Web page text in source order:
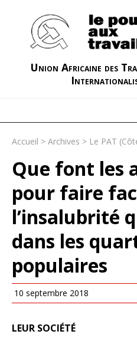
Union Africaine des
Accueil > Archives > Le PAT
Que font les
pour faire
l’insalubrité
dans les
populaires
10 septembre 2018
LEUR SOCIÉTÉ